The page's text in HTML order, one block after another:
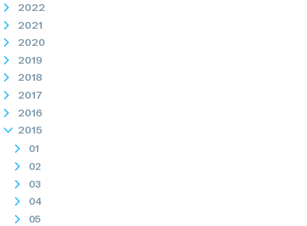
2022
2021
2020
2019
2018
2017
2016
2015
01
02
03
04
05